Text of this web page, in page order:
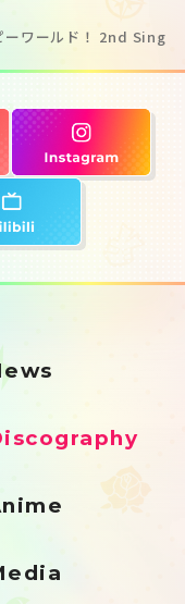
ーワールド！ 2nd